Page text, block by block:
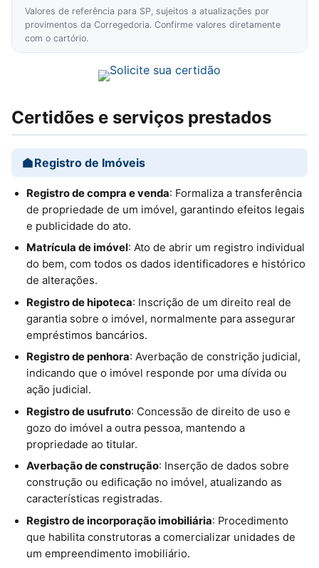
Valores de referência para SP, sujeitos a atualizações por
provimentos da Corregedoria. Confirme valores diretamente
com o cartório.
Certidões e serviços prestados
Registro de Imóveis
Registro de compra e venda: Formaliza a transferência
de propriedade de um imóvel, garantindo efeitos legais
e publicidade do ato.
Matrícula de imóvel: Ato de abrir um registro individual
do bem, com todos os dados identificadores e histórico
de alterações.
Registro de hipoteca: Inscrição de um direito real de
garantia sobre o imóvel, normalmente para assegurar
empréstimos bancários.
Registro de penhora: Averbação de constrição judicial,
indicando que o imóvel responde por uma dívida ou
ação judicial.
Registro de usufruto: Concessão de direito de uso e
gozo do imóvel a outra pessoa, mantendo a
propriedade ao titular.
Averbação de construção: Inserção de dados sobre
construção ou edificação no imóvel, atualizando as
características registradas.
Registro de incorporação imobiliária: Procedimento
que habilita construtoras a comercializar unidades de
um empreendimento imobiliário.